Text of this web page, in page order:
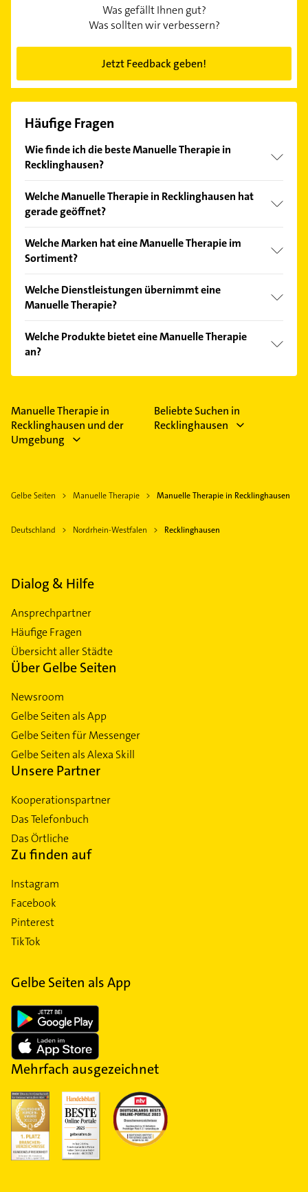
Was gefällt Ihnen gut?
Was sollten wir verbessern?
Jetzt Feedback geben!
Häufige Fragen
Wie finde ich die beste Manuelle Therapie in
Recklinghausen?
Kundenmeinungen und profitieren Sie von den
Empfehlungen. Die Suchergebnisse können Sie sich
Welche Manuelle Therapie in Recklinghausen hat
gerade geöffnet?
Bitte beachten Sie, dass diese an Sonn- und
Feiertagen abweichen können.
Welche Marken hat eine Manuelle Therapie im
Sortiment?
Molenwijk.
Welche Dienstleistungen übernimmt eine
Manuelle Therapie?
Krankengymnastik, Fango, Lymphdrainage, Massage
und Physiotherapie.
Welche Produkte bietet eine Manuelle Therapie
an?
Das Angebot umfasst unter anderem
Gutscheine und POS004.
Manuelle Therapie in
Recklinghausen und der
Umgebung
Beliebte Suchen in
Recklinghausen
Gelbe Seiten Manuelle Therapie Manuelle Therapie in Recklinghausen
Deutschland Nordrhein-Westfalen Recklinghausen
Dialog & Hilfe
Ansprechpartner
Häufige Fragen
Übersicht aller Städte
Über Gelbe Seiten
Newsroom
Gelbe Seiten als App
Gelbe Seiten für Messenger
Gelbe Seiten als Alexa Skill
Unsere Partner
Kooperationspartner
Das Telefonbuch
Das Örtliche
Zu finden auf
Instagram
Facebook
Pinterest
TikTok
Gelbe Seiten als App
Mehrfach ausgezeichnet